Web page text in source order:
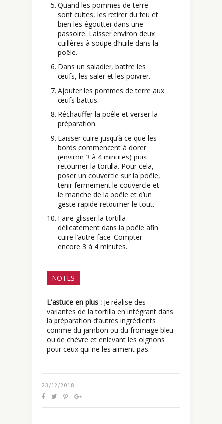
Quand les pommes de terre
sont cuites, les retirer du feu et
bien les égoutter dans une
passoire. Laisser environ deux
cuillères à soupe d’huile dans la
poêle.
Dans un saladier, battre les
œufs, les saler et les poivrer.
Ajouter les pommes de terre aux
œufs battus.
Réchauffer la poêle et verser la
préparation.
Laisser cuire jusqu’à ce que les
bords commencent à dorer
(environ 3 à 4 minutes) puis
retourner la tortilla. Pour cela,
poser un couvercle sur la poêle,
tenir fermement le couvercle et
le manche de la poêle et d’un
geste rapide retourner le tout.
Faire glisser la tortilla
délicatement dans la poêle afin
cuire l’autre face. Compter
encore 3 à 4 minutes.
NOTES
L'astuce en plus : Je réalise des
variantes de la tortilla en intégrant dans
la préparation d’autres ingrédients
comme du jambon ou du fromage bleu
ou de chèvre et enlevant les oignons
pour ceux qui ne les aiment pas.
23/12/2018